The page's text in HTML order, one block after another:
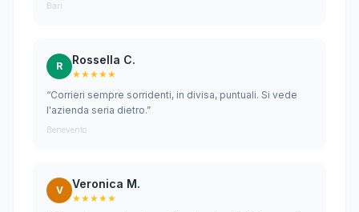
Bari
R Rossella C.
★★★★★
“Corrieri sempre sorridenti, in divisa, puntuali. Si vede
l'azienda seria dietro.”
Benevento
V Veronica M.
★★★★★